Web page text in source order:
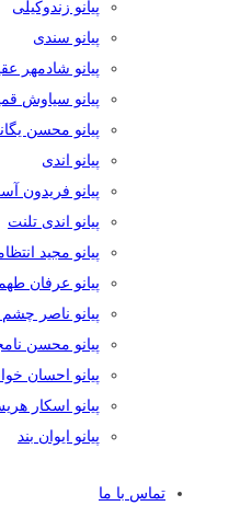
پیانو زندوکیلی
پیانو سندی
پیانو شادمهر
پیانو سیاوش
پیانو محسن
پیانو اندی
پیانو فریدون
پیانو اندی تلنت
پیانو مجید
پیانو عرفان
پیانو ناصر چشم
پیانو محسن
پیانو احسان
پیانو اسکار
پیانو ایوان بند
تماس با ما